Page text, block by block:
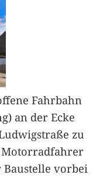
Fahrbahn
an der Ecke
zu
vorbei